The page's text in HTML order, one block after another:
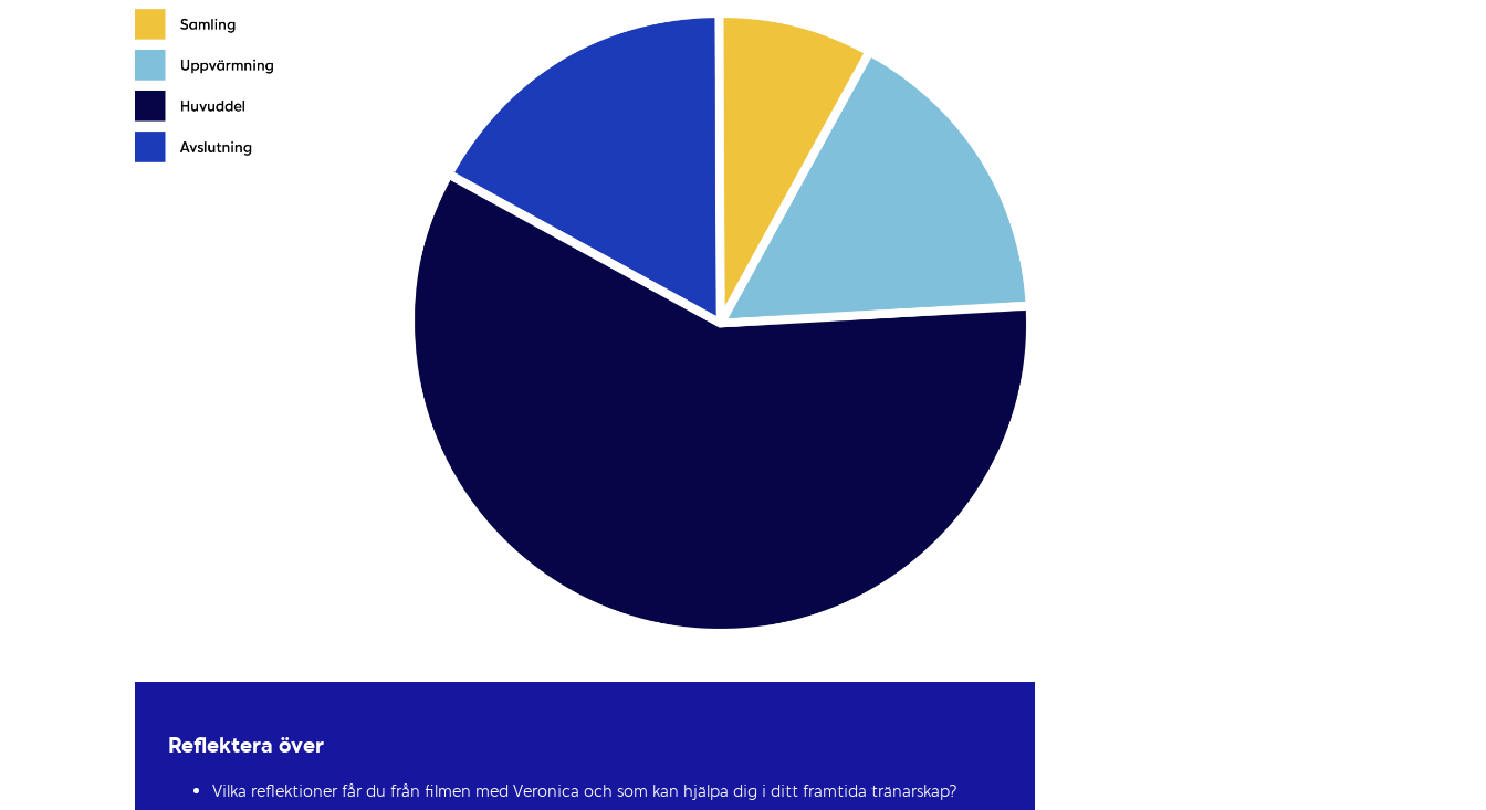
Reflektera över
Vilka reflektioner får du från filmen med Veronica och som kan hjälpa dig i ditt framtida tränarskap?